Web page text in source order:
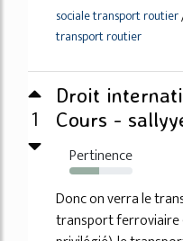
sociale transport routier
transport routier
1
Droit
Cours -
Pertinence
47%
Donc on verra le
transport ferroviaire